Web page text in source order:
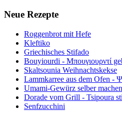
Neue Rezepte
Roggenbrot mit Hefe
Kleftiko
Griechisches Stifado
Bouyiourdi - Μπουγιουρντί
Skaltsounia Weihnachtskekse
Lammkarree aus dem Ofen -
Umami-Gewürz selber machen
Dorade vom Grill - Tsipoura
Senfzucchini